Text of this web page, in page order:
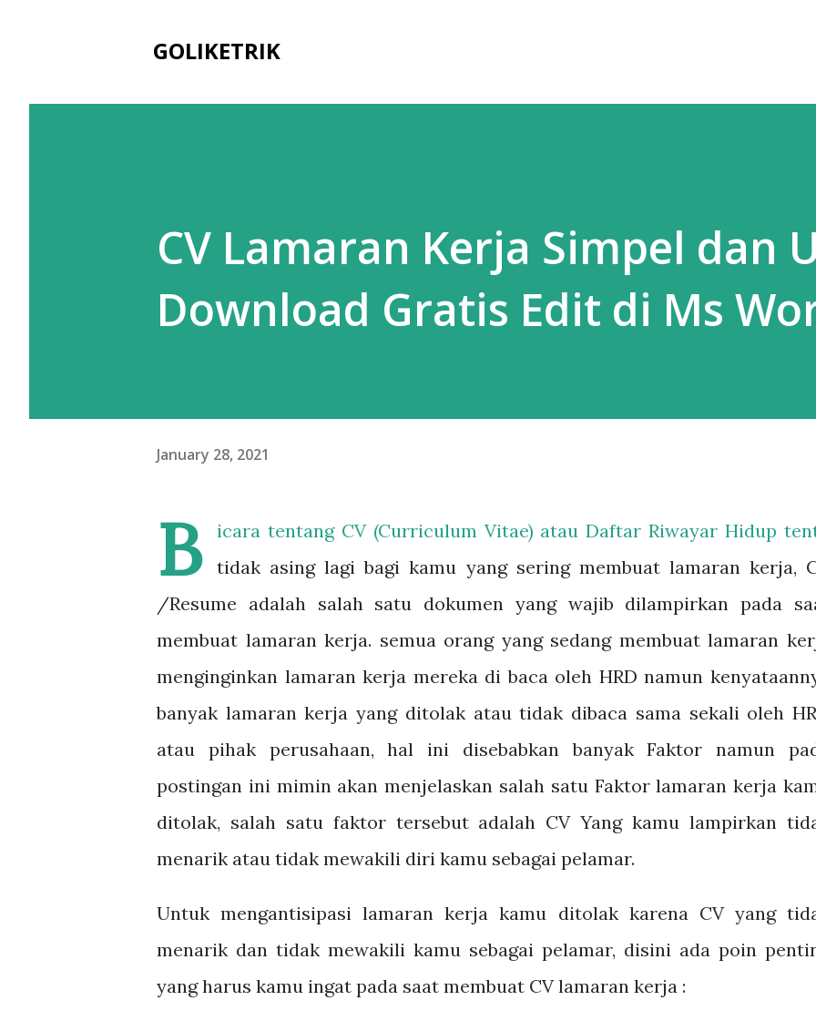
GOLIKETRIK
CV Lamaran Kerja Simpel dan
Download Gratis Edit di Ms
January 28, 2021
B
icara tentang CV (Curriculum Vitae) atau Daftar Riwayar Hidup
tidak asing lagi bagi kamu yang sering membuat lamaran kerja,
/Resume adalah salah satu dokumen yang wajib dilampirkan pada
membuat lamaran kerja. semua orang yang sedang membuat lamaran
menginginkan lamaran kerja mereka di baca oleh HRD namun
banyak lamaran kerja yang ditolak atau tidak dibaca sama sekali oleh
atau pihak perusahaan, hal ini disebabkan banyak Faktor namun
postingan ini mimin akan menjelaskan salah satu Faktor lamaran kerja
ditolak, salah satu faktor tersebut adalah CV Yang kamu lampirkan
menarik atau tidak mewakili diri kamu sebagai pelamar.
Untuk mengantisipasi lamaran kerja kamu ditolak karena CV yang
menarik dan tidak mewakili kamu sebagai pelamar, disini ada poin
yang harus kamu ingat pada saat membuat CV lamaran kerja :